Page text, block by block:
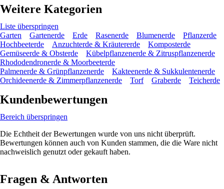
Weitere Kategorien
Liste überspringen
Garten
Gartenerde Erde Rasenerde Blumenerde
Pflanzerde
Hochbeeterde
Anzuchterde & Kräutererde
Komposterde
Gemüseerde & Obsterde
Kübelpflanzenerde & Zitruspflanzenerde
Rhododendronerde & Moorbeeterde
Palmenerde & Grünpflanzenerde
Kakteenerde & Sukkulentenerde
Orchideenerde & Zimmerpflanzenerde
Torf Graberde Teicherde
Kundenbewertungen
Bereich überspringen
Die Echtheit der Bewertungen wurde von uns nicht überprüft.
Bewertungen können auch von Kunden stammen, die die Ware nicht
nachweislich genutzt oder gekauft haben.
Fragen & Antworten